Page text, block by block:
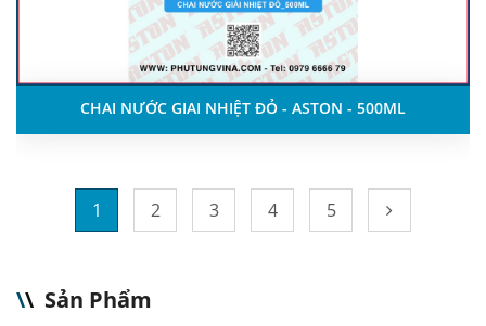
CHAI NƯỚC GIAI NHIỆT ĐỎ - ASTON - 500ML
1 2 3 4 5
\\ Sản Phẩm